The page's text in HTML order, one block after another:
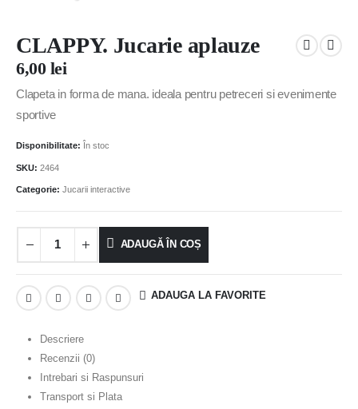
CLAPPY. Jucarie aplauze
6,00 lei
Clapeta in forma de mana. ideala pentru petreceri si evenimente
sportive
Disponibilitate: În stoc
SKU: 2464
Categorie: Jucarii interactive
ADAUGĂ ÎN COȘ
ADAUGA LA FAVORITE
Descriere
Recenzii (0)
Intrebari si Raspunsuri
Transport si Plata